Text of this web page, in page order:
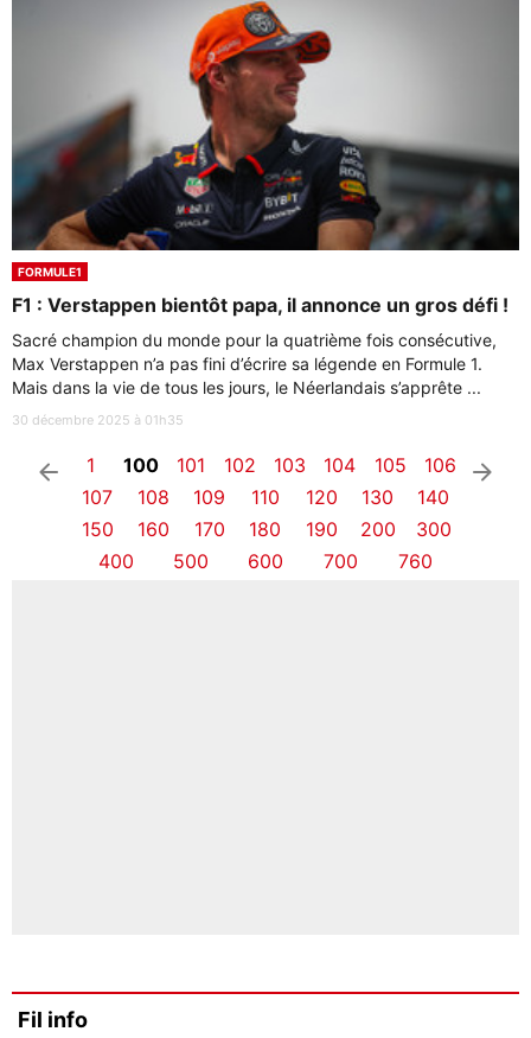
FORMULE1
F1 : Verstappen bientôt papa, il annonce un gros défi !
Sacré champion du monde pour la quatrième fois consécutive,
Max Verstappen n’a pas fini d’écrire sa légende en Formule 1.
Mais dans la vie de tous les jours, le Néerlandais s’apprête ...
30 décembre 2025 à 01h35
arrow_left 1 100 101 102 103 104 105
106
107
108 109 110 120 130
140
150
160 170 180 190 200
300
400
500 600 700 760
arrow_right
Fil info